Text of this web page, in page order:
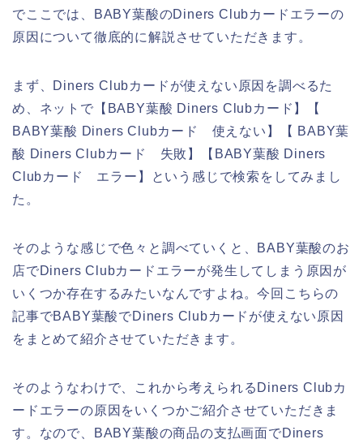
でここでは、BABY葉酸のDiners Clubカードエラーの
原因について徹底的に解説させていただきます。
まず、Diners Clubカードが使えない原因を調べるた
め、ネットで【BABY葉酸 Diners Clubカード】【
BABY葉酸 Diners Clubカード 使えない】【 BABY葉
酸 Diners Clubカード 失敗】【BABY葉酸 Diners
Clubカード エラー】という感じで検索をしてみまし
た。
そのような感じで色々と調べていくと、BABY葉酸のお
店でDiners Clubカードエラーが発生してしまう原因が
いくつか存在するみたいなんですよね。今回こちらの
記事でBABY葉酸でDiners Clubカードが使えない原因
をまとめて紹介させていただきます。
そのようなわけで、これから考えられるDiners Clubカ
ードエラーの原因をいくつかご紹介させていただきま
す。なので、BABY葉酸の商品の支払画面でDiners